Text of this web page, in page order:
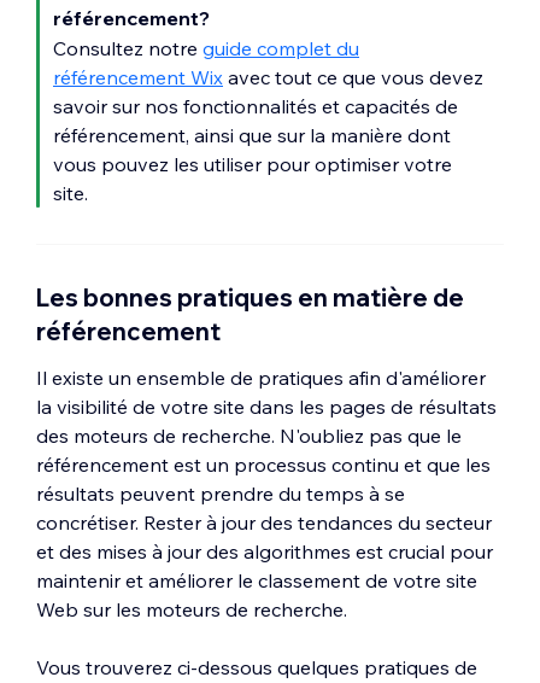
référencement?
Consultez notre guide complet du
référencement Wix avec tout ce que vous devez
savoir sur nos fonctionnalités et capacités de
référencement, ainsi que sur la manière dont
vous pouvez les utiliser pour optimiser votre
site.
Les bonnes pratiques en matière de
référencement
Il existe un ensemble de pratiques afin d'améliorer
la visibilité de votre site dans les pages de résultats
des moteurs de recherche. N'oubliez pas que le
référencement est un processus continu et que les
résultats peuvent prendre du temps à se
concrétiser. Rester à jour des tendances du secteur
et des mises à jour des algorithmes est crucial pour
maintenir et améliorer le classement de votre site
Web sur les moteurs de recherche.
Vous trouverez ci-dessous quelques pratiques de